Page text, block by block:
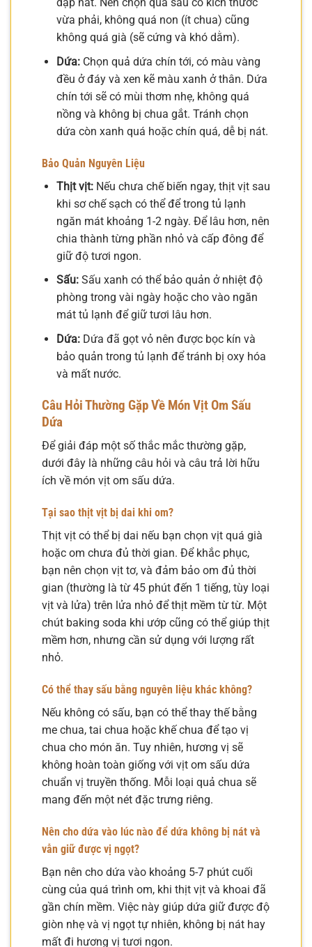
dập nát. Nên chọn quả sấu có kích thước
vừa phải, không quá non (ít chua) cũng
không quá già (sẽ cứng và khó dằm).
Dứa:Chọn quả dứa chín tới, có màu vàng
đều ở đáy và xen kẽ màu xanh ở thân. Dứa
chín tới sẽ có mùi thơm nhẹ, không quá
nồng và không bị chua gắt. Tránh chọn
dứa còn xanh quá hoặc chín quá, dễ bị nát.
Bảo Quản Nguyên Liệu
Thịt vịt:Nếu chưa chế biến ngay, thịt vịt sau
khi sơ chế sạch có thể để trong tủ lạnh
ngăn mát khoảng 1-2 ngày. Để lâu hơn, nên
chia thành từng phần nhỏ và cấp đông để
giữ độ tươi ngon.
Sấu:Sấu xanh có thể bảo quản ở nhiệt độ
phòng trong vài ngày hoặc cho vào ngăn
mát tủ lạnh để giữ tươi lâu hơn.
Dứa:Dứa đã gọt vỏ nên được bọc kín và
bảo quản trong tủ lạnh để tránh bị oxy hóa
và mất nước.
Câu Hỏi Thường Gặp Về Món Vịt Om Sấu
Dứa
Để giải đáp một số thắc mắc thường gặp,
dưới đây là những câu hỏi và câu trả lời hữu
ích về món vịt om sấu dứa.
Tại sao thịt vịt bị dai khi om?
Thịt vịt có thể bị dai nếu bạn chọn vịt quá già
hoặc om chưa đủ thời gian. Để khắc phục,
bạn nên chọn vịt tơ, và đảm bảo om đủ thời
gian (thường là từ 45 phút đến 1 tiếng, tùy loại
vịt và lửa) trên lửa nhỏ để thịt mềm từ từ. Một
chút baking soda khi ướp cũng có thể giúp thịt
mềm hơn, nhưng cần sử dụng với lượng rất
nhỏ.
Có thể thay sấu bằng nguyên liệu khác không?
Nếu không có sấu, bạn có thể thay thế bằng
me chua, tai chua hoặc khế chua để tạo vị
chua cho món ăn. Tuy nhiên, hương vị sẽ
không hoàn toàn giống với vịt om sấu dứa
chuẩn vị truyền thống. Mỗi loại quả chua sẽ
mang đến một nét đặc trưng riêng.
Nên cho dứa vào lúc nào để dứa không bị nát và
vẫn giữ được vị ngọt?
Bạn nên cho dứa vào khoảng 5-7 phút cuối
cùng của quá trình om, khi thịt vịt và khoai đã
gần chín mềm. Việc này giúp dứa giữ được độ
giòn nhẹ và vị ngọt tự nhiên, không bị nát hay
mất đi hương vị tươi ngon.